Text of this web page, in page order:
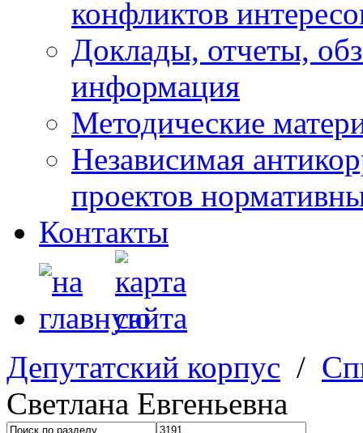
конфликтов
Доклады, отчеты,
информация
Методические
Независимая
проектов
Контакты
Депутатский корпус /
Светлана Евгеньевна